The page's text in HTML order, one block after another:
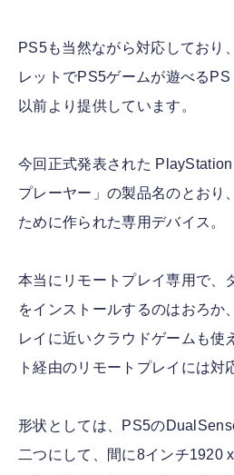
PS5も当然ながら対応しており
レットでPS5ゲームが遊べる
以前より提供しています。
今回正式発表された
プレーヤー」の製品名のとおり
ために作られた専用デバイス。
本当にリモートプレイ専用で、
をインストールするのはおろか
レイに近いクラウドゲームも使
ト経由のリモートプレイには対
形状としては、PS5の
二つにして、間に8インチ1920